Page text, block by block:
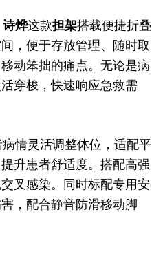
诗烨这款担架搭载便捷折叠
，便于存放管理、随时取
动笨拙的痛点。无论是病
穿梭，快速响应急救需
情灵活调整体位，适配平
升患者舒适度。搭配高强
叉感染。同时标配专用安
，配合静音防滑移动脚